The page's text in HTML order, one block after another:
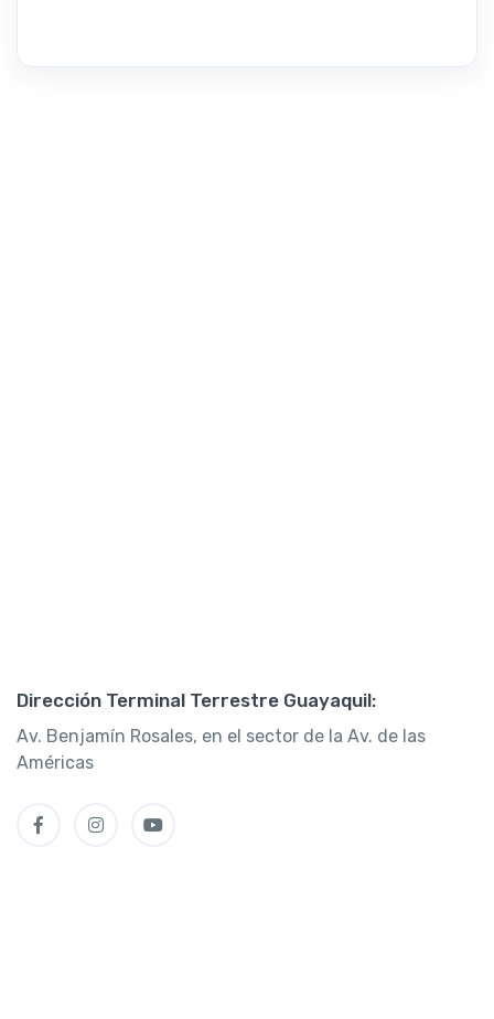
Dirección Terminal Terrestre Guayaquil:
Av. Benjamín Rosales, en el sector de la Av. de las
Américas